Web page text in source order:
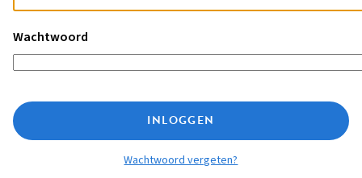
Wachtwoord
INLOGGEN
Wachtwoord vergeten?